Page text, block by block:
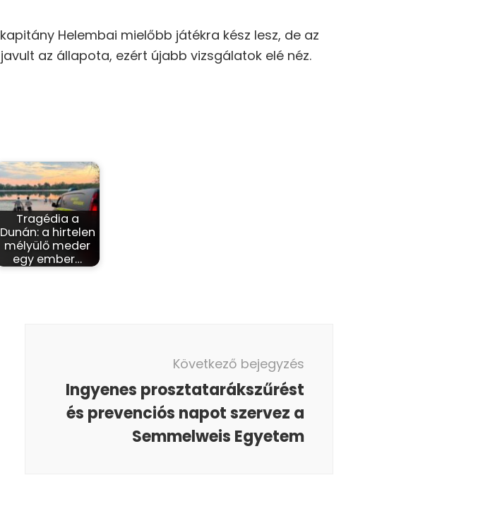
Helembai mielőbb játékra kész lesz, de az
az állapota, ezért újabb vizsgálatok elé néz.
Tragédia a
Dunán: a hirtelen
mélyülő meder
egy ember…
Következő bejegyzés
Ingyenes prosztatarákszűrést
és prevenciós napot szervez a
Semmelweis Egyetem